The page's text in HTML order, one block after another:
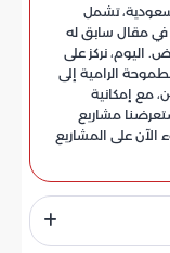
تشمل
في مقال سابق له
اليوم، نركز على
الرامية إلى
مع إمكانية
مشاريع
على المشاريع